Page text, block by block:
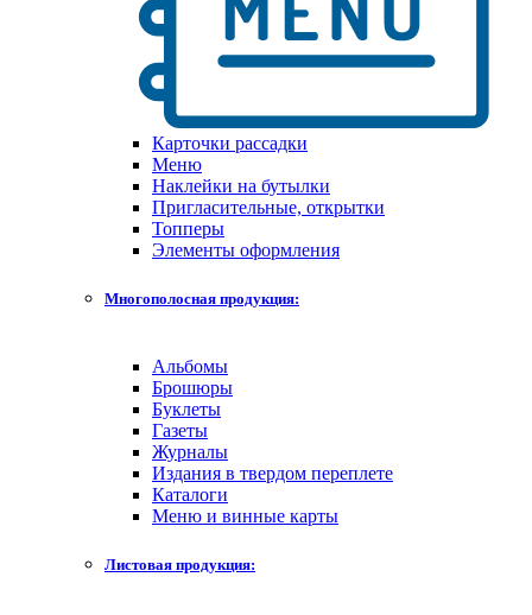
Карточки рассадки
Меню
Наклейки на бутылки
Пригласительные, открытки
Топперы
Элементы оформления
Многополосная продукция:
Альбомы
Брошюры
Буклеты
Газеты
Журналы
Издания в твердом переплете
Каталоги
Меню и винные карты
Листовая продукция: